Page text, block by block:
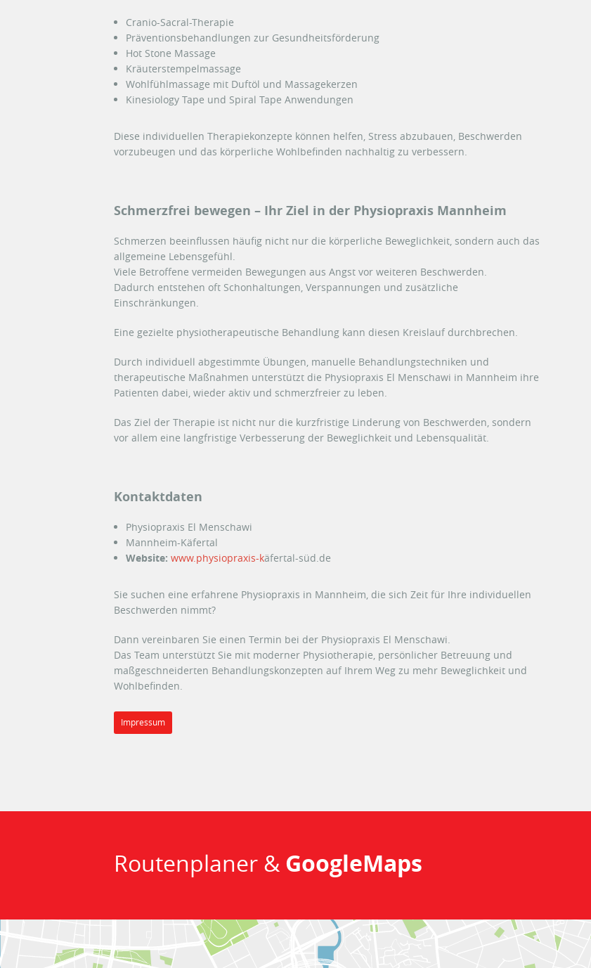
Cranio-Sacral-Therapie
Präventionsbehandlungen zur Gesundheitsförderung
Hot Stone Massage
Kräuterstempelmassage
Wohlfühlmassage mit Duftöl und Massagekerzen
Kinesiology Tape und Spiral Tape Anwendungen
Diese individuellen Therapiekonzepte können helfen, Stress abzubauen, Beschwerden
vorzubeugen und das körperliche Wohlbefinden nachhaltig zu verbessern.
Schmerzfrei bewegen – Ihr Ziel in der Physiopraxis Mannheim
Schmerzen beeinflussen häufig nicht nur die körperliche Beweglichkeit, sondern auch das
allgemeine Lebensgefühl.
Viele Betroffene vermeiden Bewegungen aus Angst vor weiteren Beschwerden.
Dadurch entstehen oft Schonhaltungen, Verspannungen und zusätzliche
Einschränkungen.
Eine gezielte physiotherapeutische Behandlung kann diesen Kreislauf durchbrechen.
Durch individuell abgestimmte Übungen, manuelle Behandlungstechniken und
therapeutische Maßnahmen unterstützt die Physiopraxis El Menschawi in Mannheim ihre
Patienten dabei, wieder aktiv und schmerzfreier zu leben.
Das Ziel der Therapie ist nicht nur die kurzfristige Linderung von Beschwerden, sondern
vor allem eine langfristige Verbesserung der Beweglichkeit und Lebensqualität.
Kontaktdaten
Physiopraxis El Menschawi
Mannheim-Käfertal
Website: www.physiopraxis-käfertal-süd.de
Sie suchen eine erfahrene Physiopraxis in Mannheim, die sich Zeit für Ihre individuellen
Beschwerden nimmt?
Dann vereinbaren Sie einen Termin bei der Physiopraxis El Menschawi.
Das Team unterstützt Sie mit moderner Physiotherapie, persönlicher Betreuung und
maßgeschneiderten Behandlungskonzepten auf Ihrem Weg zu mehr Beweglichkeit und
Wohlbefinden.
Impressum
Routenplaner & GoogleMaps